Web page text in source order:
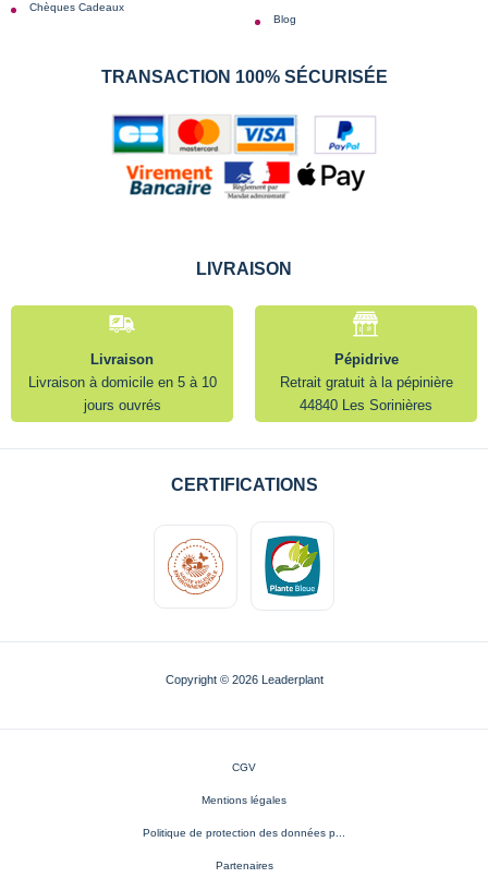
Chèques Cadeaux
Blog
TRANSACTION 100% SÉCURISÉE
LIVRAISON
Livraison
Livraison à domicile en 5 à 10
jours ouvrés
Pépidrive
Retrait gratuit à la pépinière
44840 Les Sorinières
CERTIFICATIONS
Copyright © 2026 Leaderplant
CGV
Mentions légales
Politique de protection des données p...
Partenaires